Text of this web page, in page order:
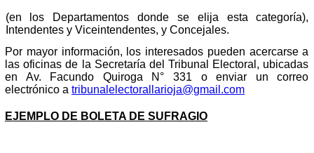
(en los Departamentos donde se elija esta categoría),
Intendentes y Viceintendentes, y Concejales.
Por mayor información, los interesados pueden acercarse a
las oficinas de la Secretaría del Tribunal Electoral, ubicadas
en Av. Facundo Quiroga N° 331 o enviar un correo
electrónico a tribunalelectorallarioja@gmail.com
EJEMPLO DE BOLETA DE SUFRAGIO